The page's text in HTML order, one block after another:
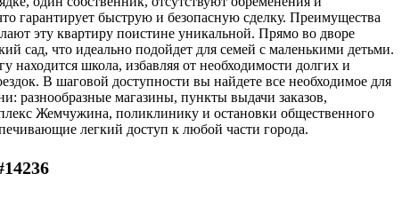
гарантирует быструю и безопасную сделку. Преимущества
эту квартиру поистине уникальной. Прямо во дворе
сад, что идеально подойдет для семей с маленькими детьми.
находится школа, избавляя от необходимости долгих и
В шаговой доступности вы найдете все необходимое для
разнообразные магазины, пункты выдачи заказов,
Жемчужина, поликлинику и остановки общественного
легкий доступ к любой части города.